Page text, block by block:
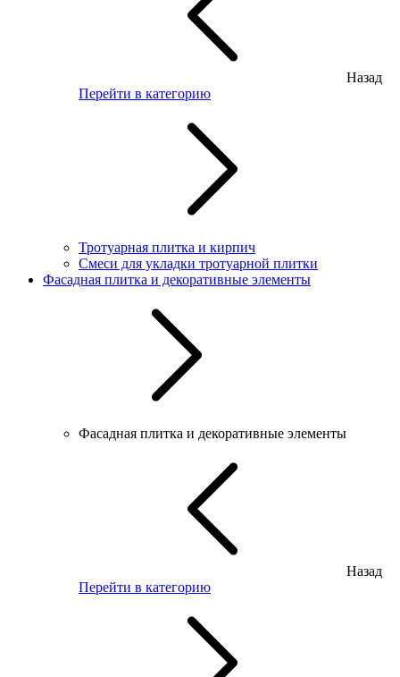
Назад
Перейти в категорию
Тротуарная плитка и кирпич
Смеси для укладки тротуарной плитки
Фасадная плитка и декоративные элементы
Фасадная плитка и декоративные элементы
Назад
Перейти в категорию